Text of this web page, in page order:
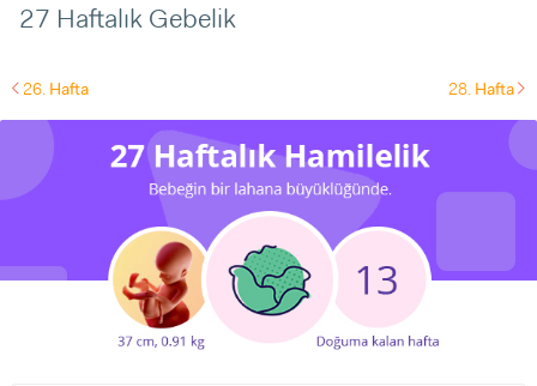
27 Haftalık Gebelik
left 26. Hafta 28. Hafta right